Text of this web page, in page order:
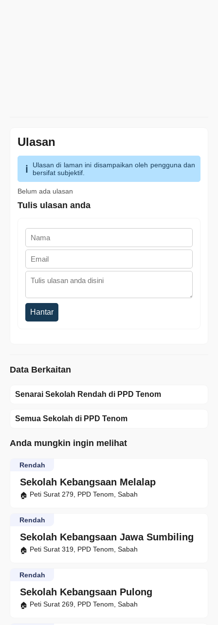
Ulasan
Ulasan di laman ini disampaikan oleh pengguna dan
bersifat subjektif.
Belum ada ulasan
Tulis ulasan anda
Hantar
Data Berkaitan
Senarai Sekolah Rendah di PPD Tenom
Semua Sekolah di PPD Tenom
Anda mungkin ingin melihat
Sekolah Kebangsaan Melalap
Rendah
Peti Surat 279, PPD Tenom, Sabah
Sekolah Kebangsaan Jawa Sumbiling
Rendah
Peti Surat 319, PPD Tenom, Sabah
Sekolah Kebangsaan Pulong
Rendah
Peti Surat 269, PPD Tenom, Sabah